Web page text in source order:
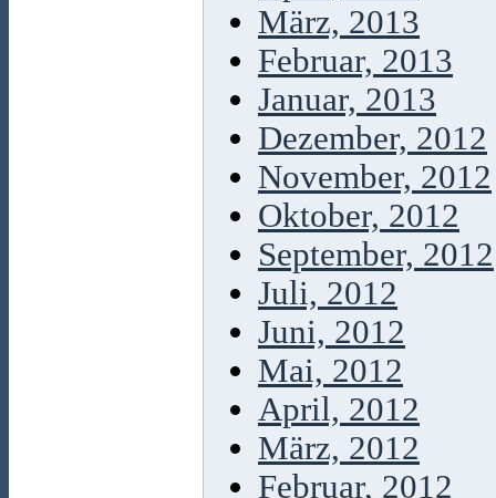
März, 2013
Februar, 2013
Januar, 2013
Dezember, 2012
November, 2012
Oktober, 2012
September, 2012
Juli, 2012
Juni, 2012
Mai, 2012
April, 2012
März, 2012
Februar, 2012